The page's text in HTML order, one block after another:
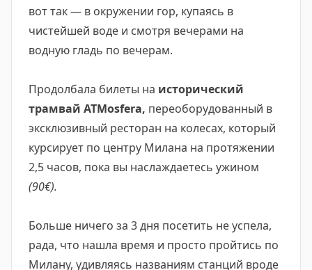
вот так — в окружении гор, купаясь в
чистейшей воде и смотря вечерами на
водную гладь по вечерам.
Продолбала билеты на исторический
трамвай ATMosfera, переоборудованный в
эксклюзивный ресторан на колесах, который
курсирует по центру Милана на протяжении
2,5 часов, пока вы наслаждаетесь ужином
(90€).
Больше ничего за 3 дня посетить не успела,
рада, что нашла время и просто пройтись по
Милану, удивляясь названиям станций вроде